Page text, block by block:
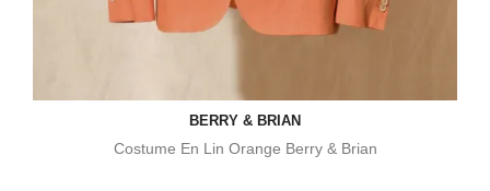
BERRY & BRIAN
Costume En Lin Orange Berry & Brian